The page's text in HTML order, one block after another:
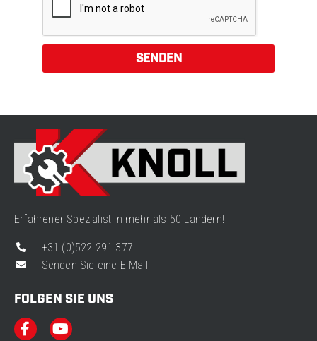
SENDEN
Erfahrener Spezialist in mehr als 50 Ländern!
+31 (0)522 291 377
Senden Sie eine E-Mail
FOLGEN SIE UNS